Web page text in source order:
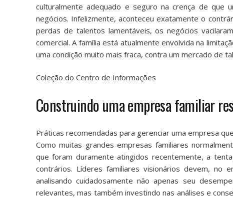
culturalmente adequado e seguro na crença de
negócios. Infelizmente, aconteceu exatamente o
perdas de talentos lamentáveis, os negócios
comercial. A família está atualmente envolvida na
uma condição muito mais fraca, contra um mercado de
Coleção do Centro de Informações
Construindo uma empresa familiar
Práticas recomendadas para gerenciar uma empresa
Como muitas grandes empresas familiares
que foram duramente atingidos recentemente, a
contrários. Líderes familiares visionários devem, no
analisando cuidadosamente não apenas seu
relevantes, mas também investindo nas análises e